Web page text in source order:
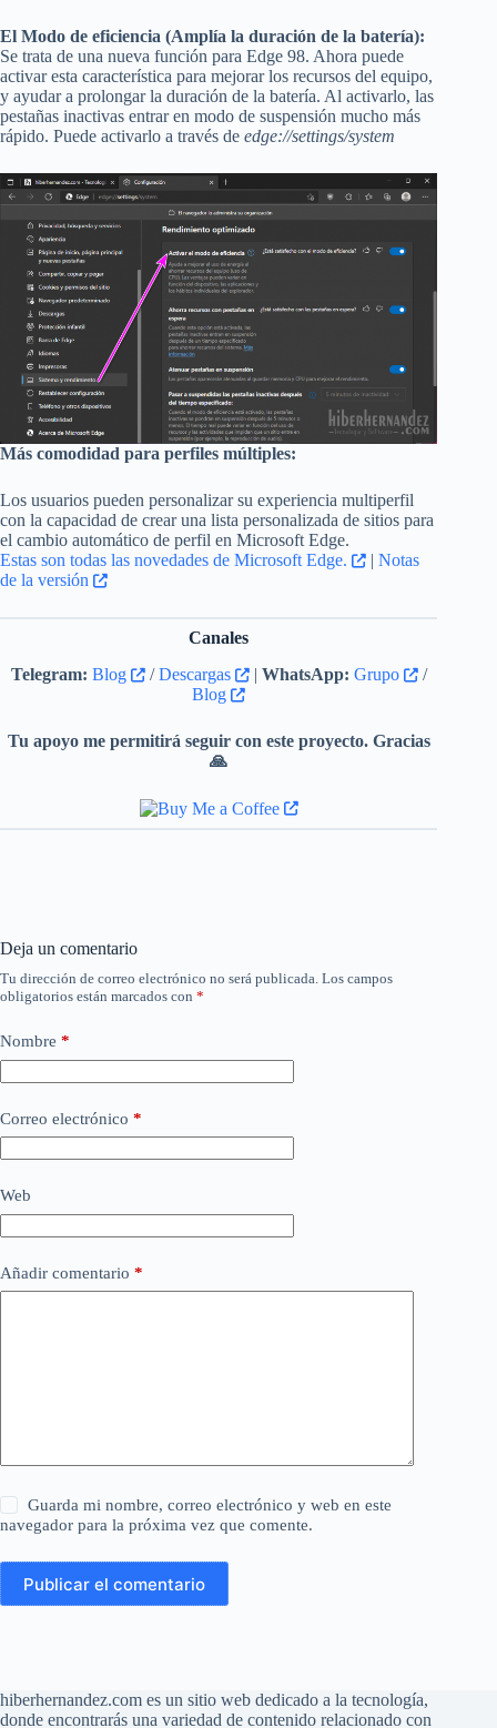
El Modo de eficiencia (Amplía la duración de la batería):
Se trata de una nueva función para Edge 98. Ahora puede
activar esta característica para mejorar los recursos del equipo,
y ayudar a prolongar la duración de la batería. Al activarlo, las
pestañas inactivas entrar en modo de suspensión mucho más
rápido. Puede activarlo a través de edge://settings/system
Más comodidad para perfiles múltiples:
Los usuarios pueden personalizar su experiencia multiperfil
con la capacidad de crear una lista personalizada de sitios para
el cambio automático de perfil en Microsoft Edge.
Estas son todas las novedades de Microsoft Edge.
| Notas
de la versión
Canales
Telegram: Blog /Descargas | WhatsApp: Grupo
/
Blog
Tu apoyo me permitirá seguir con este proyecto. Gracias
🙏
Deja un comentario
Tu dirección de correo electrónico no será publicada. Los campos
obligatorios están marcados con *
Nombre *
Correo electrónico *
Web
Añadir comentario *
Guarda mi nombre, correo electrónico y web en este
navegador para la próxima vez que comente.
Publicar el comentario
hiberhernandez.com es un sitio web dedicado a la tecnología,
donde encontrarás una variedad de contenido relacionado con